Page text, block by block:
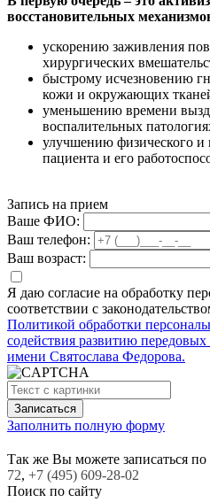
восстановительных
ускорению заживления
хирургических
быстрому исчезновению
кожи и окружающих
уменьшению времени
воспалительных
улучшению физического и
пациента и его
Запись на прием
Ваше ФИО:
Ваш телефон:
Ваш возраст:
Я даю согласие на обработку
соответствии с
Политикой обработки
содействия развитию
имени Святослава Федорова.
Заполнить полную форму
Так же Вы можете записаться по
72, +7 (495) 609-28-02
Поиск по сайту